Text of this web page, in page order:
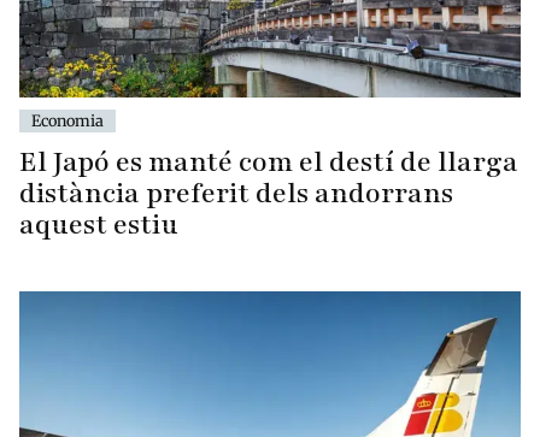
Economia
El Japó es manté com el destí de llarga
distància preferit dels andorrans
aquest estiu